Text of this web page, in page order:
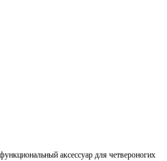
аксессуар для четвероногих